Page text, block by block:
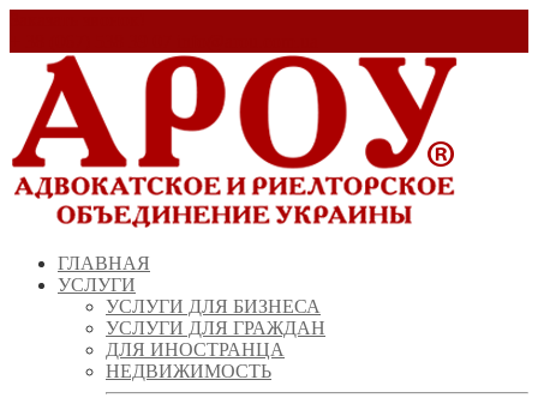
ГЛАВНАЯ
УСЛУГИ
УСЛУГИ ДЛЯ БИЗНЕСА
УСЛУГИ ДЛЯ ГРАЖДАН
ДЛЯ ИНОСТРАНЦА
НЕДВИЖИМОСТЬ